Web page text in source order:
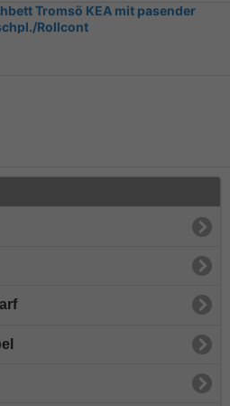
Tromsö KEA mit pasender
Rollcont